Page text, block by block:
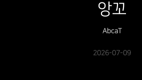
앙꼬
AbcaT
2026-07-09